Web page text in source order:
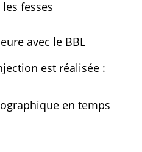
fesses
avec le BBL
est réalisée :
en temps